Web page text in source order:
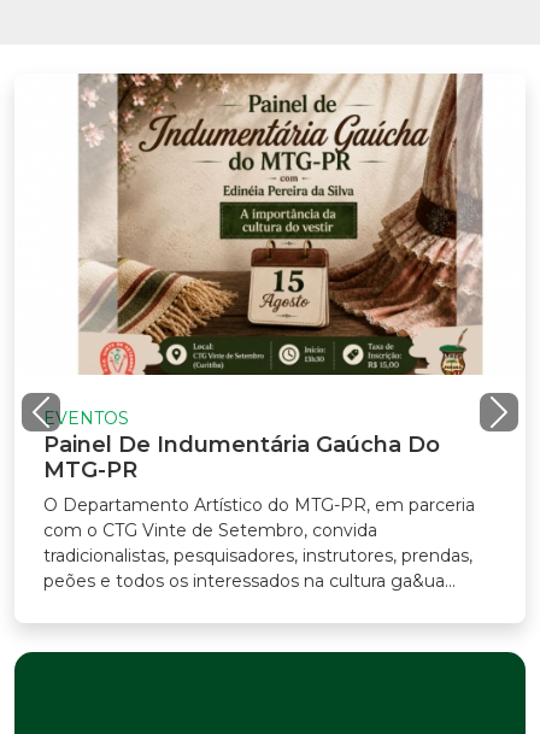
De Indumentária Gaúcha Do
PR
Artístico do MTG-PR, em parceria
o CTG Vinte de Setembro, convida
pesquisadores, instrutores, prendas,
e todos os interessados na cultura ga&ua...